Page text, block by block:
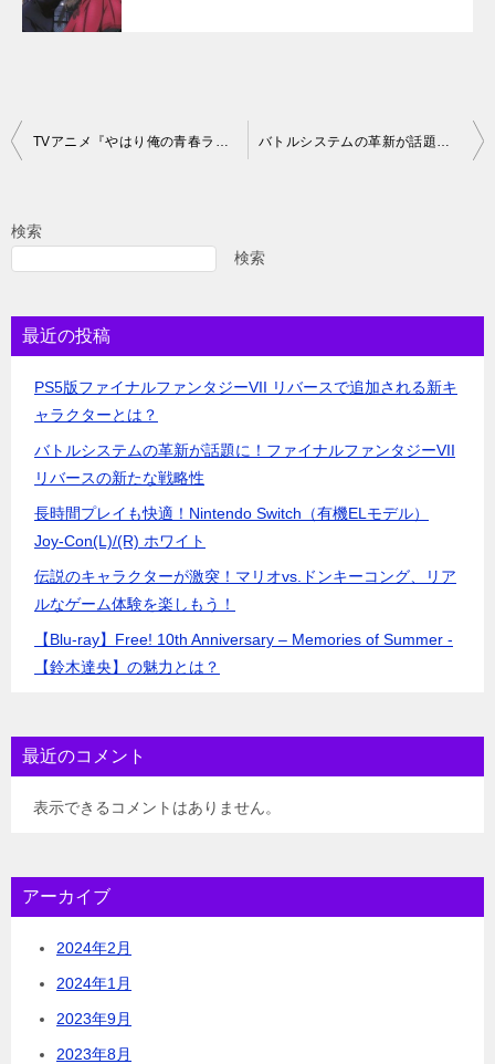
投
ビ
ー
シ
TVアニメ『やはり俺の青春ラブコメはまちがっている。』公式完全ガイドの魅力を大解剖！ バトルシステムの革新が話題に！ファイナルファンタジーVII リバースの新たな戦略性
検索
検索
最近の投稿
PS5版ファイナルファンタジーVII リバースで追加される新キ
ャラクターとは？
バトルシステムの革新が話題に！ファイナルファンタジーVII
リバースの新たな戦略性
長時間プレイも快適！Nintendo Switch（有機ELモデル）
Joy-Con(L)/(R) ホワイト
伝説のキャラクターが激突！マリオvs.ドンキーコング、リア
ルなゲーム体験を楽しもう！
【Blu-ray】Free! 10th Anniversary – Memories of Summer -
【鈴木達央】の魅力とは？
最近のコメント
表示できるコメントはありません。
アーカイブ
2024年2月
2024年1月
2023年9月
2023年8月